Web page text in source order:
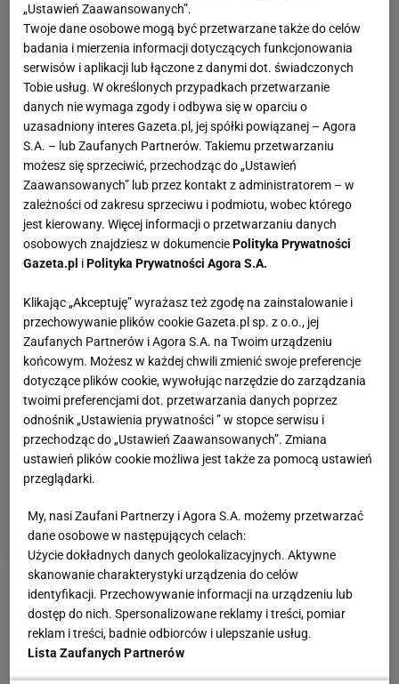
Zobacz wideoStraszny wypadek na Tour de
Pologne. "Widziałem mnóstwo krwi na asfalcie"
Media: Mathieu van der Poel przyznał się do
„Ustawień Zaawansowanych”.
Twoje dane osobowe mogą być przetwarzane także do celów
badania i mierzenia informacji dotyczących funkcjonowania
serwisów i aplikacji lub łączone z danymi dot. świadczonych
Tobie usług. W określonych przypadkach przetwarzanie
danych nie wymaga zgody i odbywa się w oparciu o
uzasadniony interes Gazeta.pl, jej spółki powiązanej – Agora
S.A. – lub Zaufanych Partnerów. Takiemu przetwarzaniu
możesz się sprzeciwić, przechodząc do „Ustawień
Zaawansowanych” lub przez kontakt z administratorem – w
zależności od zakresu sprzeciwu i podmiotu, wobec którego
jest kierowany. Więcej informacji o przetwarzaniu danych
osobowych znajdziesz w dokumenciePolityka Prywatności
Gazeta.pl iPolityka Prywatności Agora S.A.
Klikając „Akceptuję” wyrażasz też zgodę na zainstalowanie i
przechowywanie plików cookie Gazeta.pl sp. z o.o., jej
Zaufanych Partnerów i Agora S.A. na Twoim urządzeniu
końcowym. Możesz w każdej chwili zmienić swoje preferencje
dotyczące plików cookie, wywołując narzędzie do zarządzania
twoimi preferencjami dot. przetwarzania danych poprzez
odnośnik „Ustawienia prywatności ” w stopce serwisu i
przechodząc do „Ustawień Zaawansowanych”. Zmiana
ustawień plików cookie możliwa jest także za pomocą ustawień
przeglądarki.
My, nasi Zaufani Partnerzy i Agora S.A. możemy przetwarzać
dane osobowe w następujących celach:
Użycie dokładnych danych geolokalizacyjnych. Aktywne
skanowanie charakterystyki urządzenia do celów
identyfikacji. Przechowywanie informacji na urządzeniu lub
dostęp do nich. Spersonalizowane reklamy i treści, pomiar
reklam i treści, badnie odbiorców i ulepszanie usług.
Lista Zaufanych Partnerów